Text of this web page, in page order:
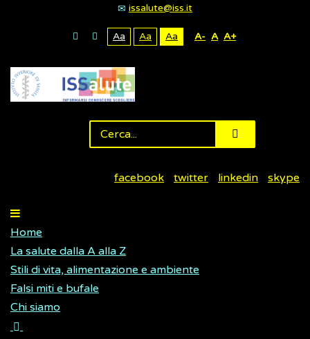
issalute@iss.it
Aa Aa Aa A- A A+
facebook twitter linkedin skype
Home
La salute dalla A alla Z
Stili di vita, alimentazione e ambiente
Falsi miti e bufale
Chi siamo